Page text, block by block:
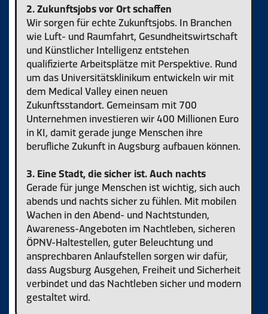
2. Zukunftsjobs vor Ort schaffen
Wir sorgen für echte Zukunftsjobs. In Branchen
wie Luft- und Raumfahrt, Gesundheitswirtschaft
und Künstlicher Intelligenz entstehen
qualifizierte Arbeitsplätze mit Perspektive. Rund
um das Universitätsklinikum entwickeln wir mit
dem Medical Valley einen neuen
Zukunftsstandort. Gemeinsam mit 700
Unternehmen investieren wir 400 Millionen Euro
in KI, damit gerade junge Menschen ihre
berufliche Zukunft in Augsburg aufbauen können.
3. Eine Stadt, die sicher ist. Auch nachts
Gerade für junge Menschen ist wichtig, sich auch
abends und nachts sicher zu fühlen. Mit mobilen
Wachen in den Abend- und Nachtstunden,
Awareness-Angeboten im Nachtleben, sicheren
ÖPNV-Haltestellen, guter Beleuchtung und
ansprechbaren Anlaufstellen sorgen wir dafür,
dass Augsburg Ausgehen, Freiheit und Sicherheit
verbindet und das Nachtleben sicher und modern
gestaltet wird.